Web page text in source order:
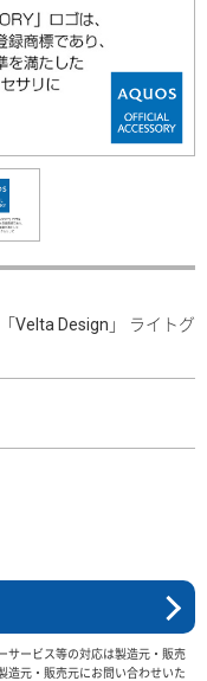
Velta Design」 ライトグ
サービス等の対応は製造元・販売
造元・販売元にお問い合わせいた